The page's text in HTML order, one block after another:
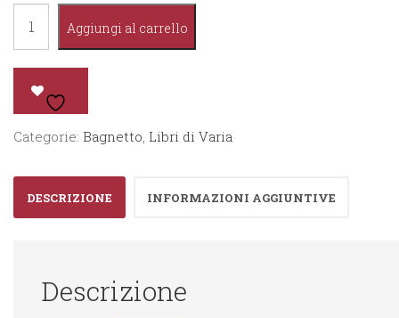
Bagnetto
quantità
Aggiungi al carrello
Categorie: Bagnetto, Libri di Varia
DESCRIZIONE INFORMAZIONI AGGIUNTIVE
Descrizione